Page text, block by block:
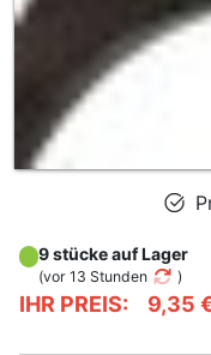
IHR PREIS: 9,35
9 stücke auf Lager
(vor 13 Stunden )